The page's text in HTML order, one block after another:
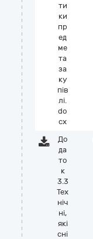
ти
ки
пр
ед
ме
та
за
ку
пів
лі.
do
cx
До
да
то
к
3.3
Тех
ніч
ні,
які
сні